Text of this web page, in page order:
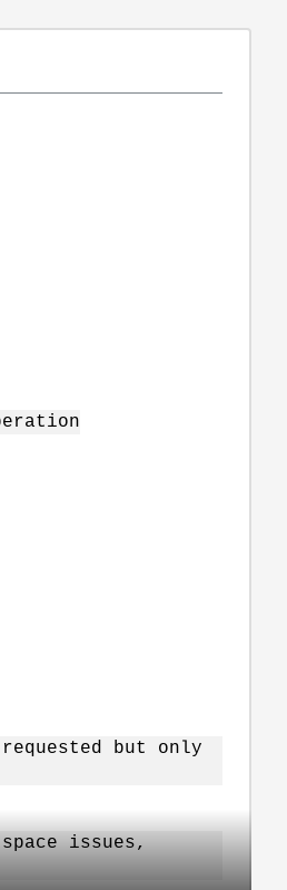
but only
issues,